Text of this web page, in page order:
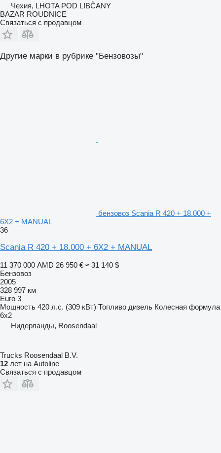
Чехия, LHOTA POD LIBČANY
BAZAR ROUDNICE
Связаться с продавцом
Другие марки в рубрике "Бензовозы"
бензовоз Scania R 420 + 18.000 +
6X2 + MANUAL
36
Scania R 420 + 18.000 + 6X2 + MANUAL
11 370 000 AMD 26 950 € ≈ 31 140 $
Бензовоз
2005
328 997 км
Euro 3
Мощность 420 л.с. (309 кВт) Топливо дизель Колесная формула
6x2
Нидерланды, Roosendaal
Trucks Roosendaal B.V.
12 лет на Autoline
Связаться с продавцом